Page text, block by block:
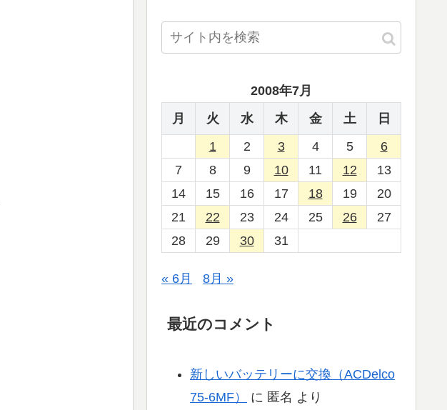
2008年7月
月
火 水 木 金 土
日
1
2 3 4 5
6
7
8 9 10 11 12
13
14
15 16 17 18 19
20
21
22 23 24 25 26
27
28
29 30 31
« 6月 8月 »
最近のコメント
新しいバッテリーに交換（ACDelco
75-6MF）
に 匿名 より